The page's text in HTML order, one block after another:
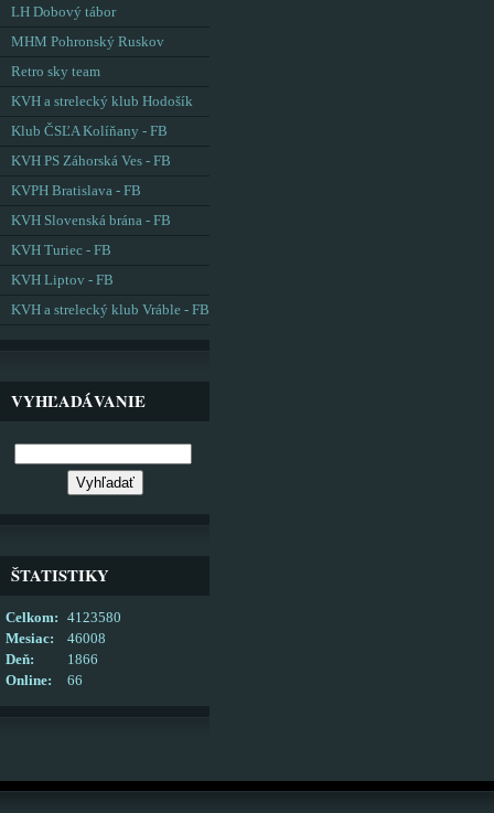
LH Dobový tábor
MHM Pohronský Ruskov
Retro sky team
KVH a strelecký klub Hodošík
Klub ČSĽA Kolíňany - FB
KVH PS Záhorská Ves - FB
KVPH Bratislava - FB
KVH Slovenská brána - FB
KVH Turiec - FB
KVH Liptov - FB
KVH a strelecký klub Vráble - FB
VYHĽADÁVANIE
ŠTATISTIKY
Online: 66
Celkom:
4123580
Mesiac:
46008
Deň:
1866